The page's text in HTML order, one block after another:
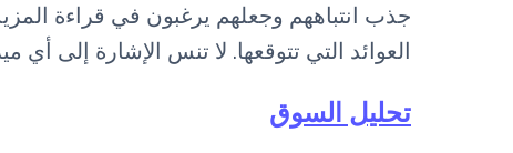
جذب انتباههم وجعلهم يرغبون في قراءة
العوائد التي تتوقعها. لا تنس الإشارة
تحليل السوق